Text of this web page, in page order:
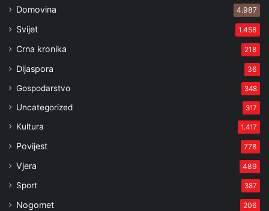
Domovina 4.987
Svijet 1.458
Crna kronika 218
Dijaspora 36
Gospodarstvo 348
Uncategorized 317
Kultura 1.417
Povijest 778
Vjera 489
Sport 387
Nogomet 206